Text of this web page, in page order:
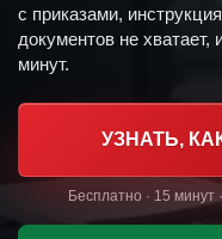
с приказами,
документов не
минут.
УЗНАТЬ,
Бесплатно · 15 минут